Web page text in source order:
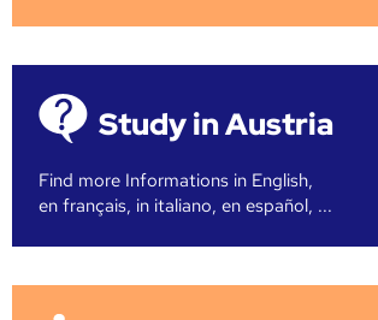
Study in Austria
Find more Informations in English,
en français, in italiano, en español, ...